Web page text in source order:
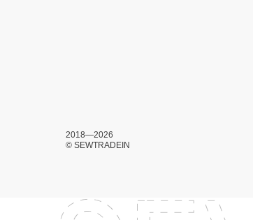
2018—2026
© SEWTRADEIN